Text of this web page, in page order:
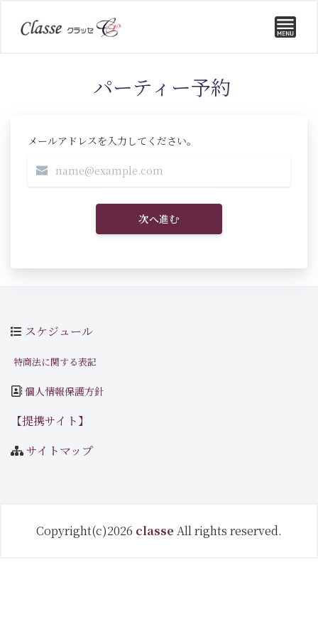
パーティー予約
メールアドレスを入力してください。
次へ進む
スケジュール
特商法に関する表記
個人情報保護方針
【提携サイト】
サイトマップ
Copyright(c)2026 classe All rights reserved.